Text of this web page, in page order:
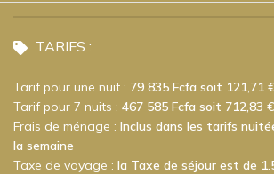
TARIFS :
Tarif pour une nuit : 79 835 Fcfa soit 121,71 €
Tarif pour 7 nuits : 467 585 Fcfa soit 712,83 €
Frais de ménage : Inclus dans les tarifs
la semaine
Taxe de voyage : la Taxe de séjour est de